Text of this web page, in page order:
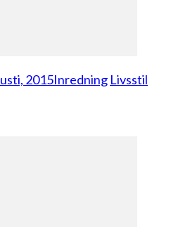
2015Inredning Livsstil